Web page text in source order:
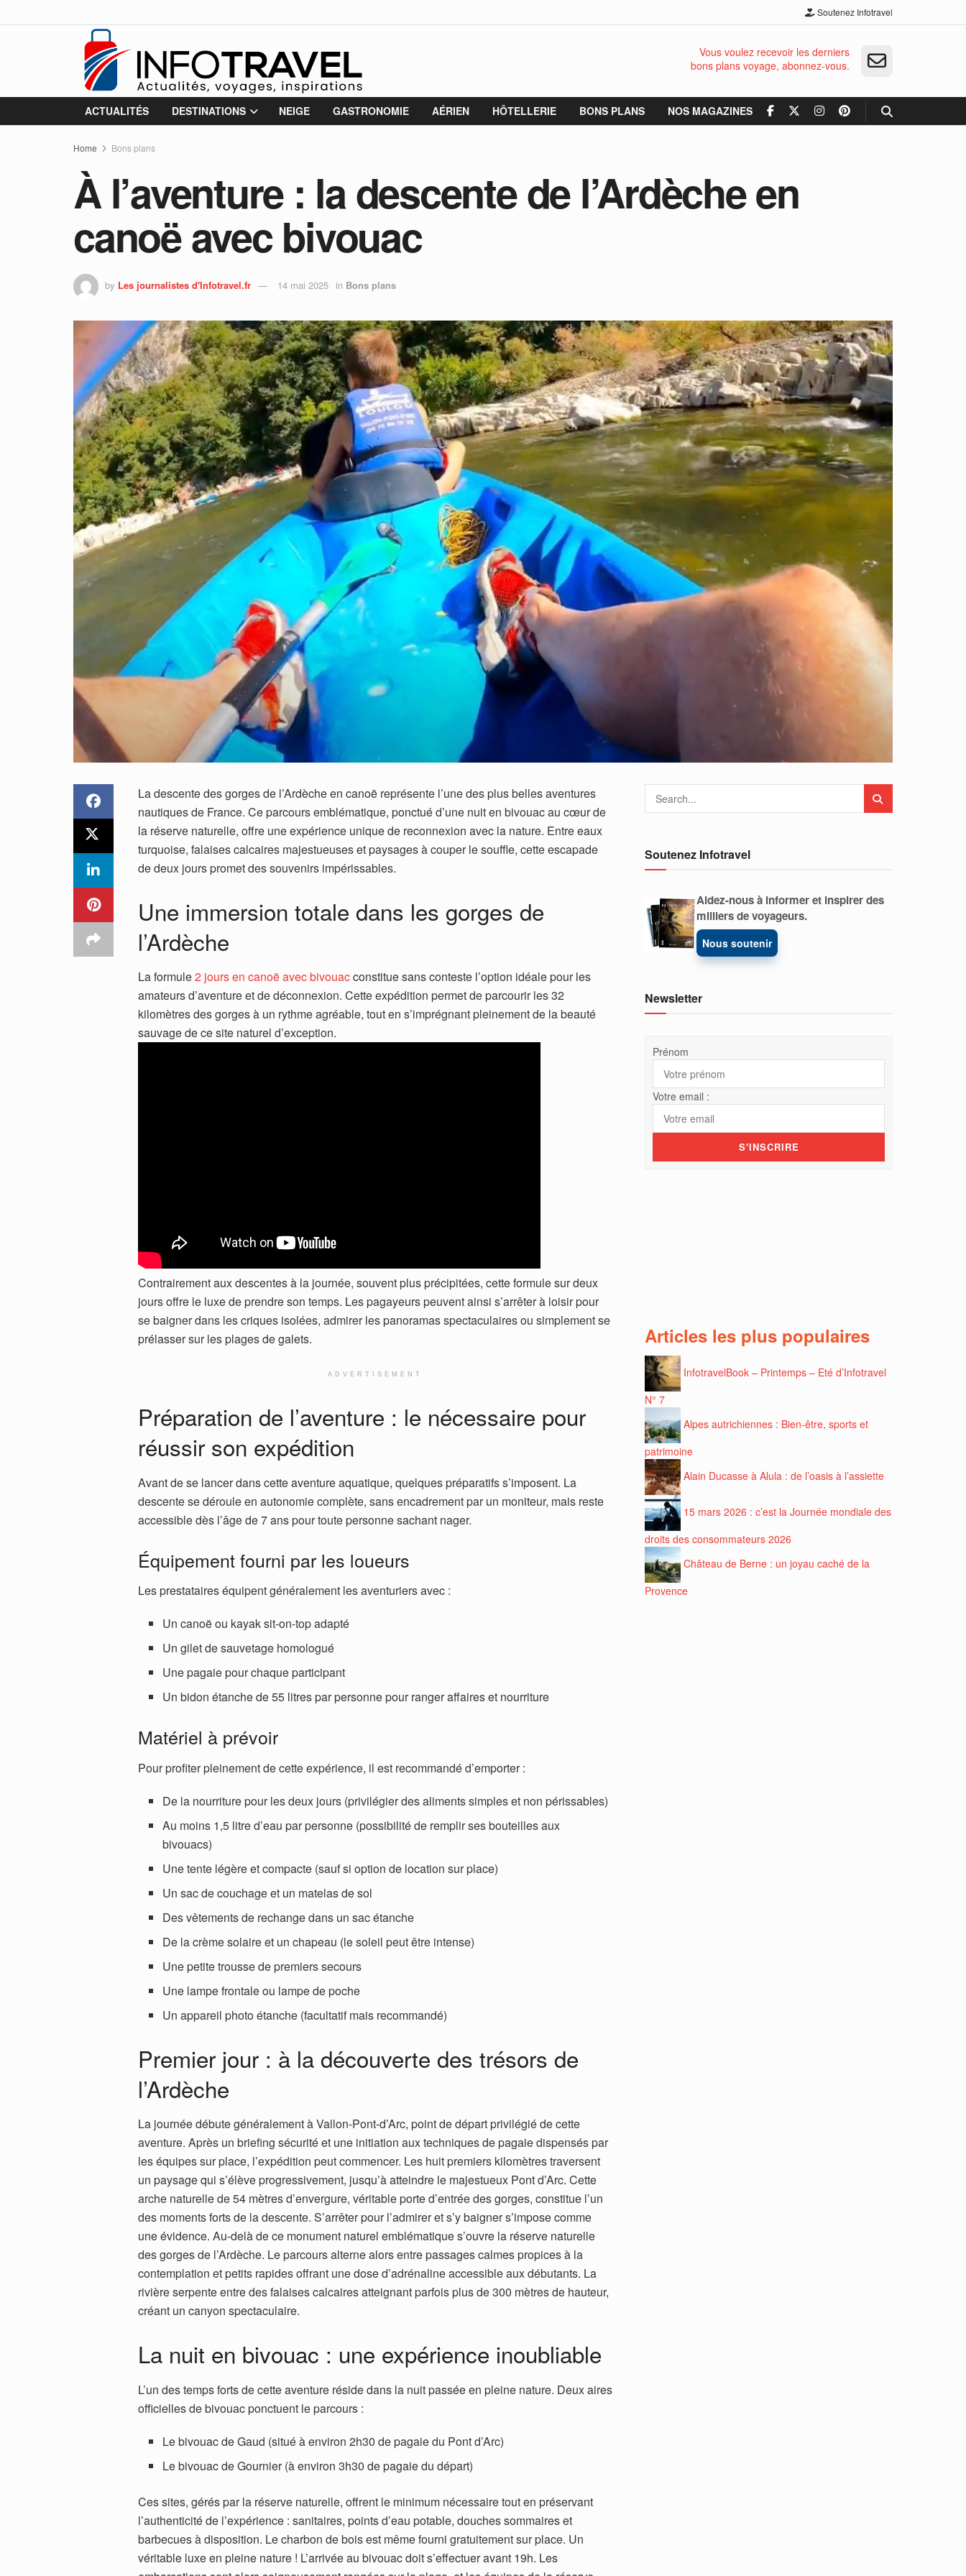
Soutenez Infotravel
Vous voulez recevoir les derniers
bons plans voyage, abonnez-vous.
ACTUALITÉS DESTINATIONS NEIGE GASTRONOMIE AÉRIEN HÔTELLERIE BONS PLANS NOS MAGAZINES
Home Bons plans
À l’aventure : la descente de l’Ardèche en
canoë avec bivouac
by Les journalistes d'Infotravel.fr 14 mai 2025 in Bons plans
La descente des gorges de l’Ardèche en canoë représente l’une des plus belles aventures
nautiques de France. Ce parcours emblématique, ponctué d’une nuit en bivouac au cœur de
la réserve naturelle, offre une expérience unique de reconnexion avec la nature. Entre eaux
turquoise, falaises calcaires majestueuses et paysages à couper le souffle, cette escapade
de deux jours promet des souvenirs impérissables.
Une immersion totale dans les gorges de
l’Ardèche
La formule2 jours en canoë avec bivouacconstitue sans conteste l’option idéale pour les
amateurs d’aventure et de déconnexion. Cette expédition permet de parcourir les 32
kilomètres des gorges à un rythme agréable, tout en s’imprégnant pleinement de la beauté
sauvage de ce site naturel d’exception.
Contrairement aux descentes à la journée, souvent plus précipitées, cette formule sur deux
jours offre le luxe de prendre son temps. Les pagayeurs peuvent ainsi s’arrêter à loisir pour
se baigner dans les criques isolées, admirer les panoramas spectaculaires ou simplement se
prélasser sur les plages de galets.
ADVERTISEMENT
Préparation de l’aventure : le nécessaire pour
réussir son expédition
Avant de se lancer dans cette aventure aquatique, quelques préparatifs s’imposent. La
descente se déroule en autonomie complète, sans encadrement par un moniteur, mais reste
accessible dès l’âge de 7 ans pour toute personne sachant nager.
Équipement fourni par les loueurs
Les prestataires équipent généralement les aventuriers avec :
Un canoë ou kayak sit-on-top adapté
Un gilet de sauvetage homologué
Une pagaie pour chaque participant
Un bidon étanche de 55 litres par personne pour ranger affaires et nourriture
Matériel à prévoir
Pour profiter pleinement de cette expérience, il est recommandé d’emporter :
De la nourriture pour les deux jours (privilégier des aliments simples et non périssables)
Au moins 1,5 litre d’eau par personne (possibilité de remplir ses bouteilles aux
bivouacs)
Une tente légère et compacte (sauf si option de location sur place)
Un sac de couchage et un matelas de sol
Des vêtements de rechange dans un sac étanche
De la crème solaire et un chapeau (le soleil peut être intense)
Une petite trousse de premiers secours
Une lampe frontale ou lampe de poche
Un appareil photo étanche (facultatif mais recommandé)
Premier jour : à la découverte des trésors de
l’Ardèche
La journée débute généralement à Vallon-Pont-d’Arc, point de départ privilégié de cette
aventure. Après un briefing sécurité et une initiation aux techniques de pagaie dispensés par
les équipes sur place, l’expédition peut commencer. Les huit premiers kilomètres traversent
un paysage qui s’élève progressivement, jusqu’à atteindre le majestueux Pont d’Arc. Cette
arche naturelle de 54 mètres d’envergure, véritable porte d’entrée des gorges, constitue l’un
des moments forts de la descente. S’arrêter pour l’admirer et s’y baigner s’impose comme
une évidence. Au-delà de ce monument naturel emblématique s’ouvre la réserve naturelle
des gorges de l’Ardèche. Le parcours alterne alors entre passages calmes propices à la
contemplation et petits rapides offrant une dose d’adrénaline accessible aux débutants. La
rivière serpente entre des falaises calcaires atteignant parfois plus de 300 mètres de hauteur,
créant un canyon spectaculaire.
La nuit en bivouac : une expérience inoubliable
L’un des temps forts de cette aventure réside dans la nuit passée en pleine nature. Deux aires
officielles de bivouac ponctuent le parcours :
Le bivouac de Gaud (situé à environ 2h30 de pagaie du Pont d’Arc)
Le bivouac de Gournier (à environ 3h30 de pagaie du départ)
Ces sites, gérés par la réserve naturelle, offrent le minimum nécessaire tout en préservant
l’authenticité de l’expérience : sanitaires, points d’eau potable, douches sommaires et
barbecues à disposition. Le charbon de bois est même fourni gratuitement sur place. Un
véritable luxe en pleine nature ! L’arrivée au bivouac doit s’effectuer avant 19h. Les
Soutenez Infotravel
Aidez-nous à informer et inspirer des
milliers de voyageurs.
Nous soutenir
Newsletter
Prénom
Votre email :
Articles les plus populaires
InfotravelBook – Printemps – Eté d’Infotravel
N° 7
Alpes autrichiennes : Bien-être, sports et
patrimoine
Alain Ducasse à Alula : de l’oasis à l’assiette
15 mars 2026 : c’est la Journée mondiale des
droits des consommateurs 2026
Château de Berne : un joyau caché de la
Provence